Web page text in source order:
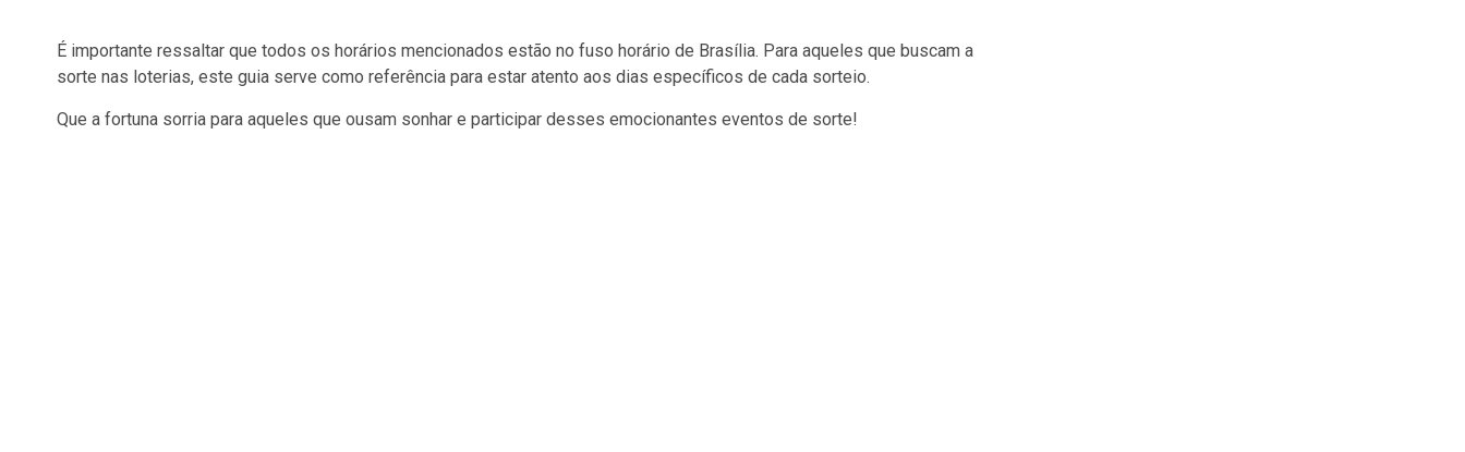
É importante ressaltar que todos os horários mencionados estão no fuso horário de Brasília. Para aqueles que buscam a
sorte nas loterias, este guia serve como referência para estar atento aos dias específicos de cada sorteio.
Que a fortuna sorria para aqueles que ousam sonhar e participar desses emocionantes eventos de sorte!